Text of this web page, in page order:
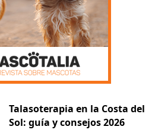
Talasoterapia en la Costa del
Sol: guía y consejos 2026